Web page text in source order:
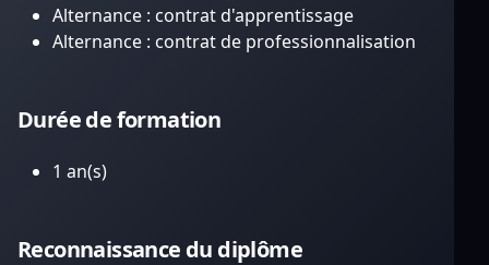
Alternance : contrat d'apprentissage
Alternance : contrat de professionnalisation
Durée de formation
1 an(s)
Reconnaissance du diplôme